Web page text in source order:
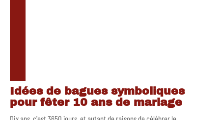
Idées de bagues symboliques
pour fêter 10 ans de mariage